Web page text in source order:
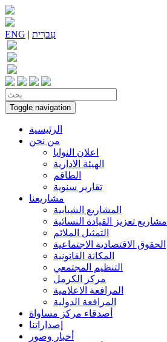
ENG | עִברִית
Toggle navigation
الرئيسية
من نحن
اعلان النوايا
الهيئة الادارية
الطاقم
تقارير سنوية
مشاريعنا
المشاريع الشبابية
مشاريع تعزيز القيادة النسائية
التمثيل الملائم
الحقوق الاقتصادية الاجتماعية
المكانة القانونية
التنظيم المجتمعي
مركز الكرمل
المرافعة الاعلامية
المرافعة الدولية
أصدقاء مركز مساواة
إصداراتنا
أخبار وصور